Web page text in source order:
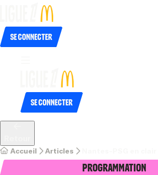
Se connecter
Se connecter
Accueil Articles
Programmation